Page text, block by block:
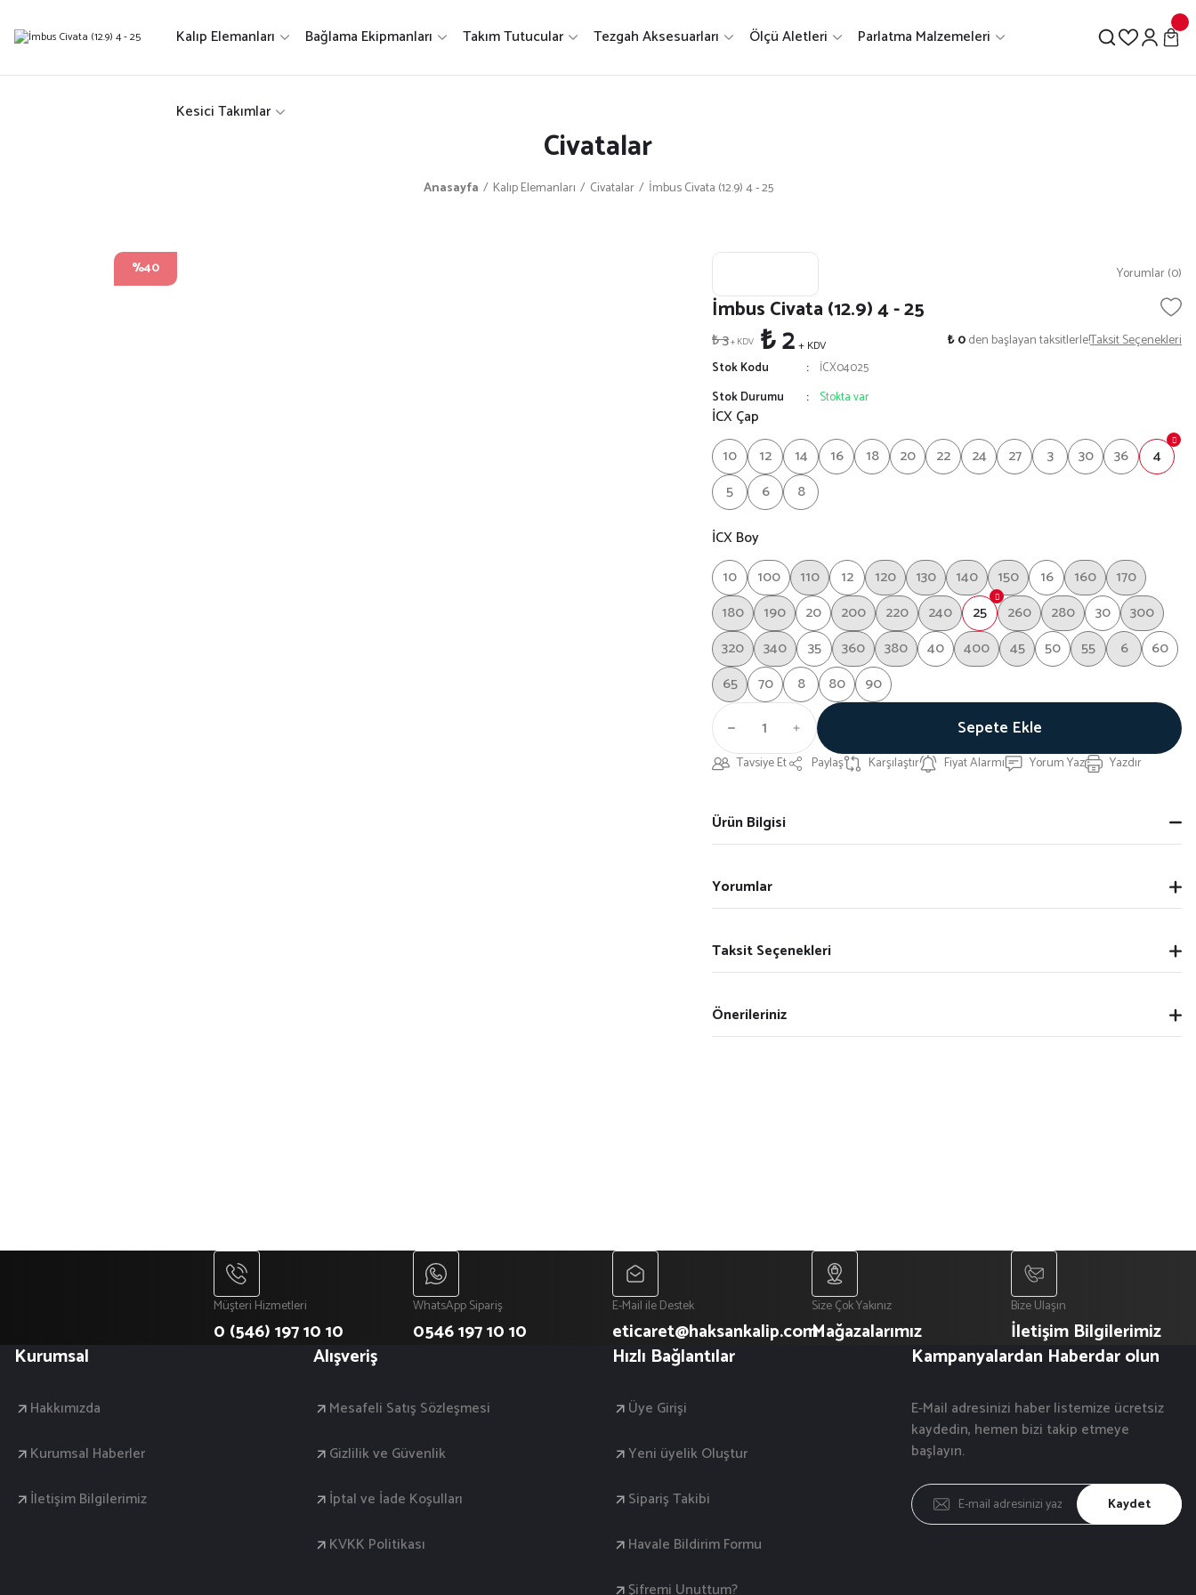
Kalıp Elemanları Bağlama Ekipmanları Takım Tutucular Tezgah Aksesuarları Ölçü Aletleri Parlatma Malzemeleri
Kesici Takımlar
Civatalar
Anasayfa Kalıp Elemanları Civatalar İmbus Civata (12.9) 4 - 25
%40 Yorumlar (0)
İmbus Civata (12.9) 4 - 25
₺ 3+ KDV ₺ 2 + KDV ₺ 0den başlayan taksitlerle!Taksit Seçenekleri
Stok Kodu
İCX04025
Stok Durumu
Stokta var
İCX Çap
10
12 14 16 18 20 22 24 27 3 30 36
4
5
6
8
İCX Boy
10
100 110 12 120 130 140 150 16 160
170
180
190 20 200 220 240 25 260 280 30
300
320
340 35 360 380 40 400 45 50 55 6
60
65
70 8 80 90
Sepete Ekle
Tavsiye Et Paylaş Karşılaştır Fiyat Alarmı Yorum Yaz Yazdır
Ürün Bilgisi
Yorumlar
Taksit Seçenekleri
Önerileriniz
Müşteri Hizmetleri
0 (546) 197 10 10
WhatsApp Sipariş
0546 197 10 10
E-Mail ile Destek
eticaret@haksankalip.com
Size Çok Yakınız
Mağazalarımız
Bize Ulaşın
İletişim Bilgilerimiz
Kurumsal
Hakkımızda
Kurumsal Haberler
İletişim Bilgilerimiz
Alışveriş
Mesafeli Satış Sözleşmesi
Gizlilik ve Güvenlik
İptal ve İade Koşulları
KVKK Politikası
Hızlı Bağlantılar
Üye Girişi
Yeni üyelik Oluştur
Sipariş Takibi
Havale Bildirim Formu
Şifremi Unuttum?
Kampanyalardan Haberdar olun
E-Mail adresinizi haber listemize ücretsiz
kaydedin, hemen bizi takip etmeye
başlayın.
Kaydet